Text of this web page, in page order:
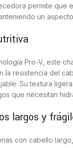
permite que
un
Pro-V, este
la resistencia del
Su textura
que necesitan
largos y
con cabello